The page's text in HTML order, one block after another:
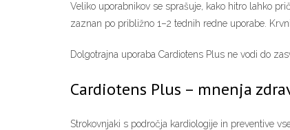
Veliko uporabnikov se sprašuje, kako hitro lahko
zaznan po približno 1–2 tednih redne uporabe.
Dolgotrajna uporaba Cardiotens Plus ne vodi do
Cardiotens Plus – mnenja
Strokovnjaki s področja kardiologije in preventive